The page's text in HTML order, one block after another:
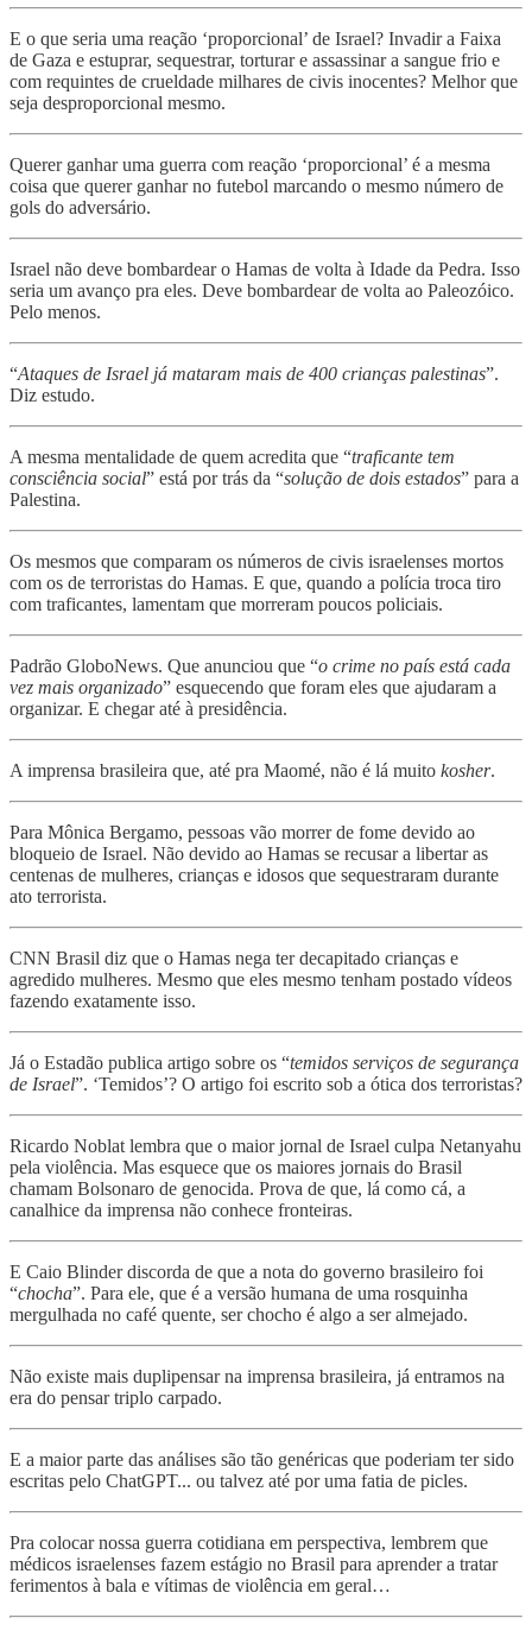
E o que seria uma reação ‘proporcional’ de Israel? Invadir a Faixa
de Gaza e estuprar, sequestrar, torturar e assassinar a sangue frio e
com requintes de crueldade milhares de civis inocentes? Melhor que
seja desproporcional mesmo.
Querer ganhar uma guerra com reação ‘proporcional’ é a mesma
coisa que querer ganhar no futebol marcando o mesmo número de
gols do adversário.
Israel não deve bombardear o Hamas de volta à Idade da Pedra. Isso
seria um avanço pra eles. Deve bombardear de volta ao Paleozóico.
Pelo menos.
“Ataques de Israel já mataram mais de 400 crianças palestinas”.
Diz estudo.
A mesma mentalidade de quem acredita que “traficante tem
consciência social” está por trás da “solução de dois estados” para a
Palestina.
Os mesmos que comparam os números de civis israelenses mortos
com os de terroristas do Hamas. E que, quando a polícia troca tiro
com traficantes, lamentam que morreram poucos policiais.
Padrão GloboNews. Que anunciou que “o crime no país está cada
vez mais organizado” esquecendo que foram eles que ajudaram a
organizar. E chegar até à presidência.
A imprensa brasileira que, até pra Maomé, não é lá muito kosher.
Para Mônica Bergamo, pessoas vão morrer de fome devido ao
bloqueio de Israel. Não devido ao Hamas se recusar a libertar as
centenas de mulheres, crianças e idosos que sequestraram durante
ato terrorista.
CNN Brasil diz que o Hamas nega ter decapitado crianças e
agredido mulheres. Mesmo que eles mesmo tenham postado vídeos
fazendo exatamente isso.
Já o Estadão publica artigo sobre os “temidos serviços de segurança
de Israel”. ‘Temidos’? O artigo foi escrito sob a ótica dos terroristas?
Ricardo Noblat lembra que o maior jornal de Israel culpa Netanyahu
pela violência. Mas esquece que os maiores jornais do Brasil
chamam Bolsonaro de genocida. Prova de que, lá como cá, a
canalhice da imprensa não conhece fronteiras.
E Caio Blinder discorda de que a nota do governo brasileiro foi
“chocha”. Para ele, que é a versão humana de uma rosquinha
mergulhada no café quente, ser chocho é algo a ser almejado.
Não existe mais duplipensar na imprensa brasileira, já entramos na
era do pensar triplo carpado.
E a maior parte das análises são tão genéricas que poderiam ter sido
escritas pelo ChatGPT... ou talvez até por uma fatia de picles.
Pra colocar nossa guerra cotidiana em perspectiva, lembrem que
médicos israelenses fazem estágio no Brasil para aprender a tratar
ferimentos à bala e vítimas de violência em geral…